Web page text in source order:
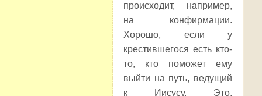
происходит, например,
на конфирмации.
Хорошо, если у
крестившегося есть кто-
то, кто поможет ему
выйти на путь, ведущий
к Иисусу. Это,